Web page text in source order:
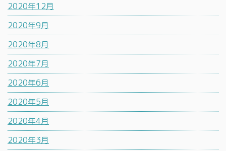
2020年12月
2020年9月
2020年8月
2020年7月
2020年6月
2020年5月
2020年4月
2020年3月